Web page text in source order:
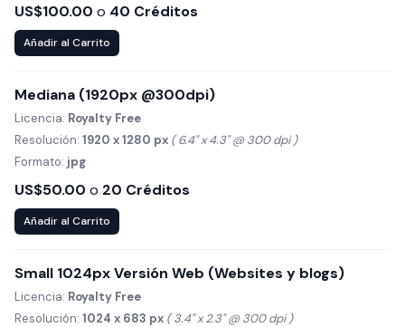
US$100.00 o 40 Créditos
Añadir al Carrito
Mediana (1920px @300dpi)
Licencia: Royalty Free
Resolución: 1920 x 1280 px ( 6.4" x 4.3" @ 300 dpi )
Formato: jpg
US$50.00 o 20 Créditos
Añadir al Carrito
Small 1024px Versión Web (Websites y blogs)
Licencia: Royalty Free
Resolución: 1024 x 683 px ( 3.4" x 2.3" @ 300 dpi )